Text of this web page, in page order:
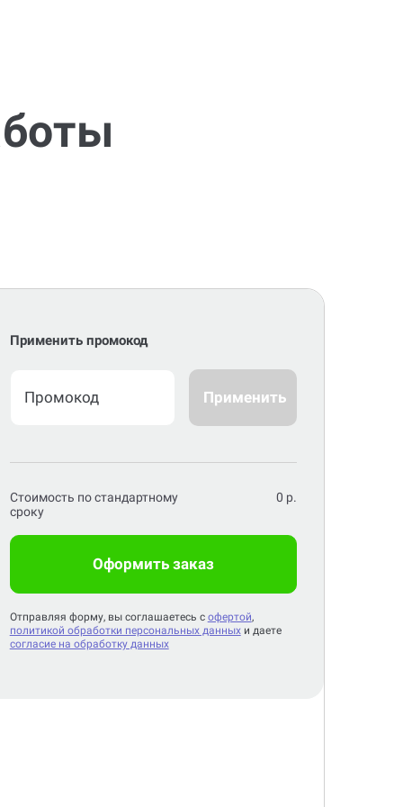
Применить промокод
Применить
Стоимость по стандартному
сроку
0 р.
Оформить заказ
Отправляя форму, вы соглашаетесь с офертой,
политикой обработки персональных данныхи даете
согласие на обработку данных